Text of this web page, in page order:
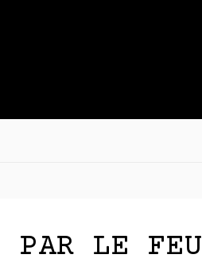
PAR LE FEU